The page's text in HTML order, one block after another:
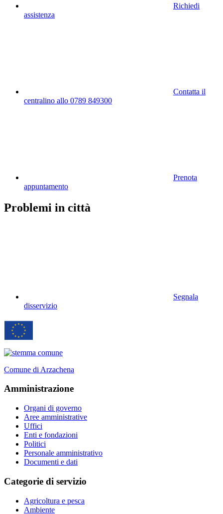
Richiedi
assistenza
Contatta il
centralino allo 0789 849300
Prenota
appuntamento
Problemi in città
Segnala
disservizio
Comune di Arzachena
Amministrazione
Organi di governo
Aree amministrative
Uffici
Enti e fondazioni
Politici
Personale amministrativo
Documenti e dati
Categorie di servizio
Agricoltura e pesca
Ambiente